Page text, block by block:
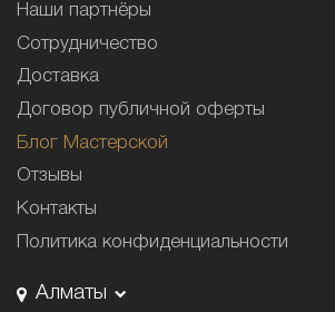
Наши партнёры
Сотрудничество
Доставка
Договор публичной оферты
Блог Мастерской
Отзывы
Контакты
Политика конфиденциальности
Алматы